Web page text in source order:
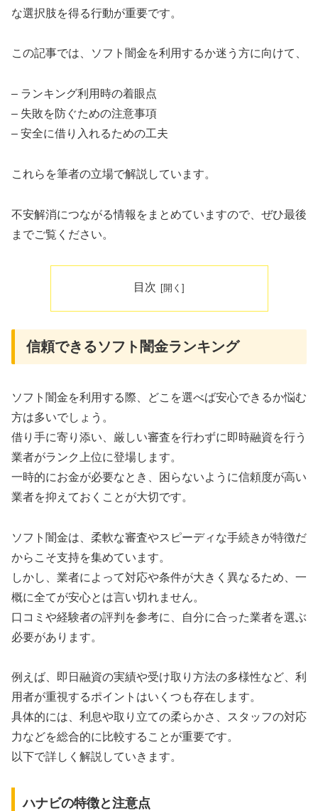
な選択肢を得る行動が重要です。
この記事では、ソフト闇金を利用するか迷う方に向けて、
– ランキング利用時の着眼点
– 失敗を防ぐための注意事項
– 安全に借り入れるための工夫
これらを筆者の立場で解説しています。
不安解消につながる情報をまとめていますので、ぜひ最後
までご覧ください。
目次
信頼できるソフト闇金ランキング
ソフト闇金を利用する際、どこを選べば安心できるか悩む
方は多いでしょう。
借り手に寄り添い、厳しい審査を行わずに即時融資を行う
業者がランク上位に登場します。
一時的にお金が必要なとき、困らないように信頼度が高い
業者を抑えておくことが大切です。
ソフト闇金は、柔軟な審査やスピーディな手続きが特徴だ
からこそ支持を集めています。
しかし、業者によって対応や条件が大きく異なるため、一
概に全てが安心とは言い切れません。
口コミや経験者の評判を参考に、自分に合った業者を選ぶ
必要があります。
例えば、即日融資の実績や受け取り方法の多様性など、利
用者が重視するポイントはいくつも存在します。
具体的には、利息や取り立ての柔らかさ、スタッフの対応
力などを総合的に比較することが重要です。
以下で詳しく解説していきます。
ハナビの特徴と注意点